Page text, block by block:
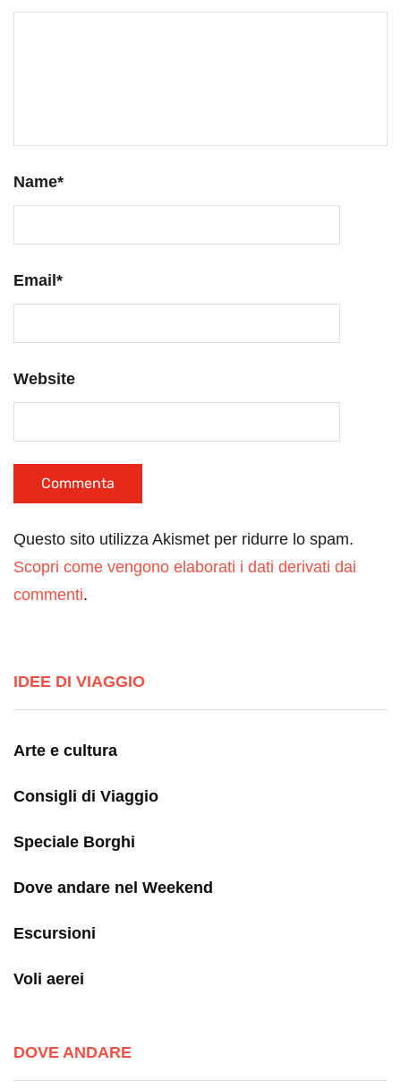
Name*
Email*
Website
Questo sito utilizza Akismet per ridurre lo spam.
Scopri come vengono elaborati i dati derivati dai
commenti.
IDEE DI VIAGGIO
Arte e cultura
Consigli di Viaggio
Speciale Borghi
Dove andare nel Weekend
Escursioni
Voli aerei
DOVE ANDARE